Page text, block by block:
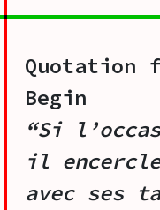
Quotation
Begin
“Si
il
avec ses